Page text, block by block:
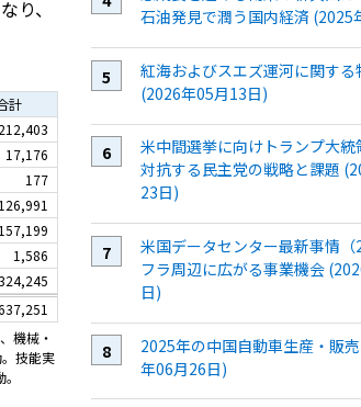
り、
計
212,403
17,176
177
126,991
157,199
1,586
機械・
技能実
石油発見で潤う国内経済 (2025
紅海およびスエズ運河に関する
(2026年05月13日)
米中間選挙に向けトランプ大統
対抗する民主党の戦略と課題
23日)
米国データセンター最新事情（
フラ周辺に広がる事業機会
日)
2025年の中国自動車生産・販
年06月26日)